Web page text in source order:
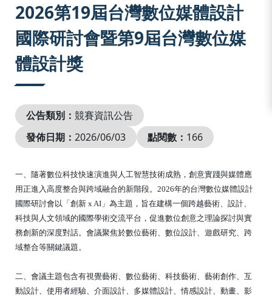
2026第19屆台灣數位媒體設計
國際研討會暨第9屆台灣數位媒
體設計獎
公告類別： 競賽資訊公告
發佈日期： 2026/06/03 點閱數： 166
一、隨著數位科技快速演進與人工智慧技術成熟，創意實踐與媒體應
用正進入高度整合與跨域融合的新階段。2026年的台灣數位媒體設計
國際研討會以「創新 x AI」為主題，旨在建構一個跨越藝術、設計、
科技與人文領域的國際學術交流平台，促進數位創意之理論探討與實
務創新的深度對話。會議聚焦於數位藝術、數位設計、遊戲研究、跨
域整合等關鍵議題。
二、會議主題包含有視覺藝術、數位藝術、科技藝術、藝術創作、互
動設計、使用者經驗、介面設計、多媒體設計、情感設計、動畫、影